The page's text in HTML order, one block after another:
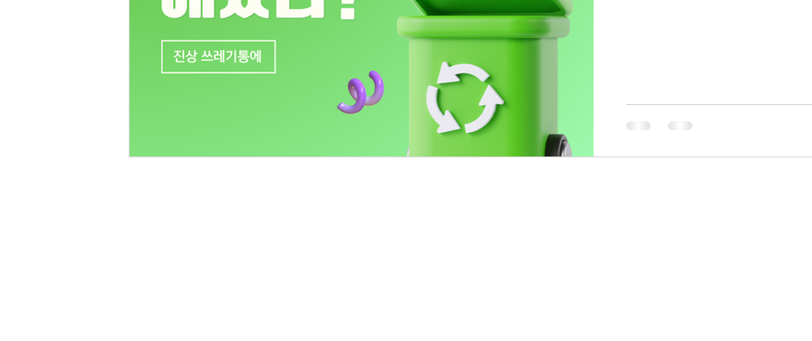
수 있다. 유흥진상손님유형 알아보는시간 과
가장 흔한 진상 유형 중 하나